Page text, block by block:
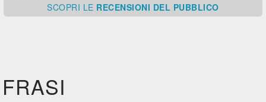
SCOPRI LE RECENSIONI DEL PUBBLICO
FRASI